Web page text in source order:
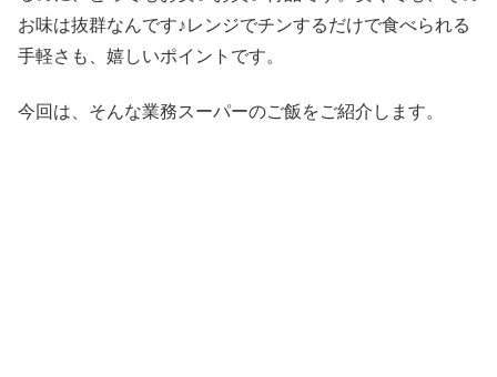
お味は抜群なんです♪レンジでチンするだけで食べられる
手軽さも、嬉しいポイントです。
今回は、そんな業務スーパーのご飯をご紹介します。